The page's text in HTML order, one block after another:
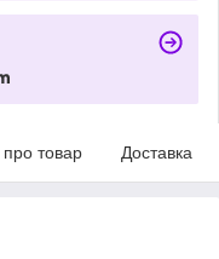
про товар Доставка